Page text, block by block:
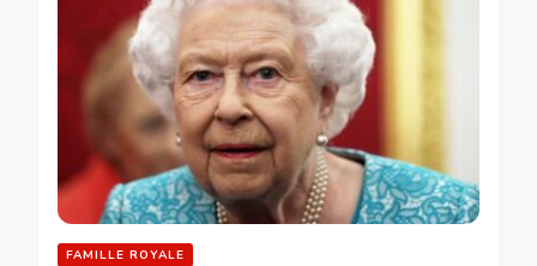
FAMILLE ROYALE